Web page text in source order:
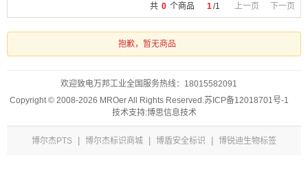
共 0 个商品 1 /1 上一页 下一页
抱歉，暂无商品
欢迎致电万邦工业全国服务热线： 18015582091
Copyright © 2008-2026 MROer All Rights Reserved. 苏ICP备12018701号-1
技术支持:博思信息技术
博尔杰PTS | 博尔杰标识商城 | 博盾安全标识 | 博锐迪生物标签